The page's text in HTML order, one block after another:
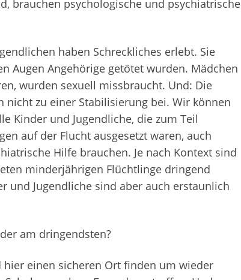
brauchen psychologische und psychiatrische
haben Schreckliches erlebt. Sie
Augen Angehörige getötet wurden. Mädchen
wurden sexuell missbraucht. Und: Die
nicht zu einer Stabilisierung bei. Wir können
Kinder und Jugendliche, die zum Teil
auf der Flucht ausgesetzt waren, auch
Hilfe brauchen. Je nach Kontext sind
minderjährigen Flüchtlinge dringend
und Jugendliche sind aber auch erstaunlich
am dringendsten?
einen sicheren Ort finden um wieder